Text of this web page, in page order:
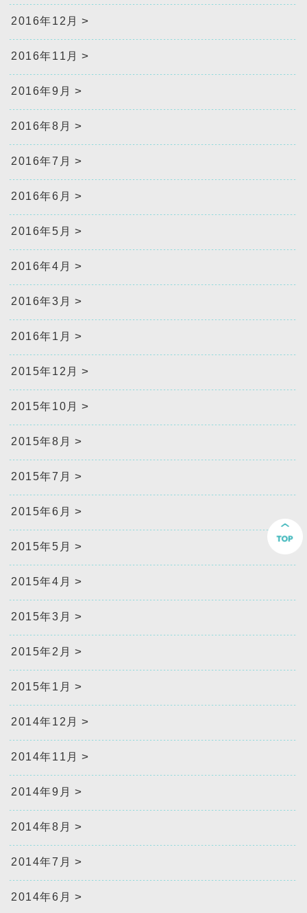
2016年12月
2016年11月
2016年9月
2016年8月
2016年7月
2016年6月
2016年5月
2016年4月
2016年3月
2016年1月
2015年12月
2015年10月
2015年8月
2015年7月
2015年6月
2015年5月
2015年4月
2015年3月
2015年2月
2015年1月
2014年12月
2014年11月
2014年9月
2014年8月
2014年7月
2014年6月